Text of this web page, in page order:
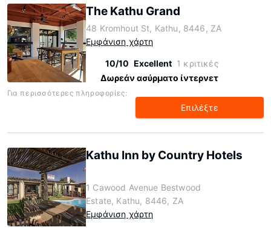
The Kathu Grand
48 Kromhout St, Kathu, 8446, ZA
Εμφάνιση χάρτη
10/10 Excellent 1 κριτικές
Δωρεάν ασύρματο ίντερνετ
Για περισσότερες πληροφορίες:
Επιλέξτε
Kathu Inn by Country Hotels
1 Cawood Avenue Bestwood
Estate, Kathu, 8446, ZA
Εμφάνιση χάρτη